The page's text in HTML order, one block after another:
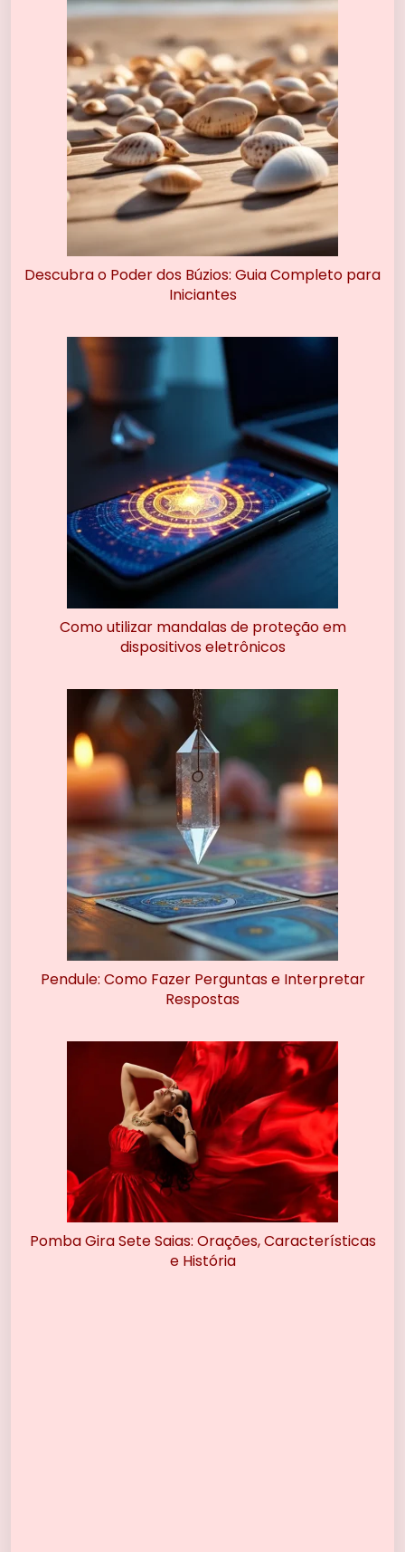
Descubra o Poder dos Búzios: Guia Completo para
Iniciantes
Como utilizar mandalas de proteção em
dispositivos eletrônicos
Pendule: Como Fazer Perguntas e Interpretar
Respostas
Pomba Gira Sete Saias: Orações, Características
e História